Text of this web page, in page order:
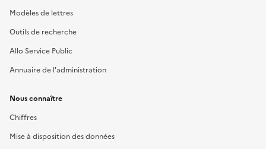
Modèles de lettres
Outils de recherche
Allo Service Public
Annuaire de l'administration
Nous connaître
Chiffres
Mise à disposition des données